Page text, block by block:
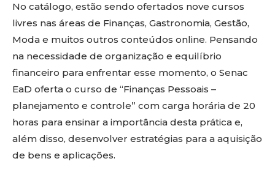
No catálogo, estão sendo ofertados nove cursos
livres nas áreas de Finanças, Gastronomia, Gestão,
Moda e muitos outros conteúdos online. Pensando
na necessidade de organização e equilíbrio
financeiro para enfrentar esse momento, o Senac
EaD oferta o curso de “Finanças Pessoais –
planejamento e controle” com carga horária de 20
horas para ensinar a importância desta prática e,
além disso, desenvolver estratégias para a aquisição
de bens e aplicações.